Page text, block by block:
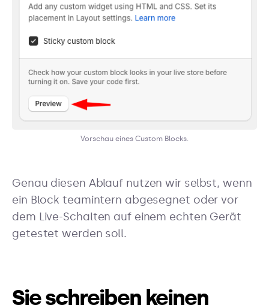
Vorschau eines Custom Blocks.
Genau diesen Ablauf nutzen wir selbst, wenn
ein Block teamintern abgesegnet oder vor
dem Live-Schalten auf einem echten Gerät
getestet werden soll.
Sie schreiben keinen